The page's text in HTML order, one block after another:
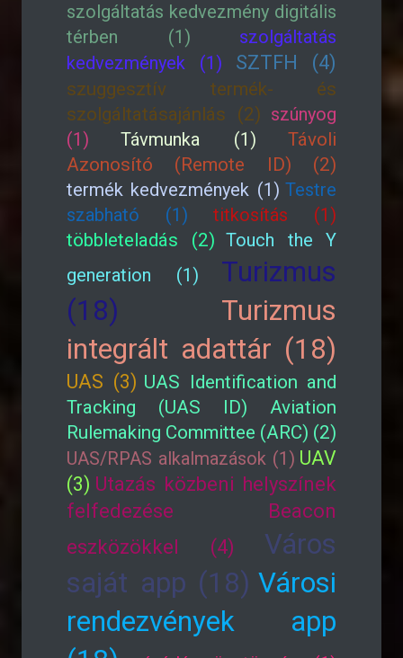
szolgáltatás kedvezmény digitális
térben (1)
szolgáltatás
kedvezmények (1)
SZTFH (4)
szuggesztív termék- és
szolgáltatásajánlás (2) szúnyog
(1)
Távmunka (1)
Távoli
Azonosító (Remote ID) (2)
termék kedvezmények (1) Testre
szabható (1)
titkosítás (1)
többleteladás (2) Touch the Y
generation (1)
Turizmus
(18)
Turizmus
integrált adattár (18)
UAS (3) UAS Identification and
Tracking (UAS ID) Aviation
Rulemaking Committee (ARC) (2)
UAS/RPAS alkalmazások (1) UAV
(3) Utazás közbeni helyszínek
felfedezése Beacon
eszközökkel (4)
Város
saját app (18) Városi
rendezvények app